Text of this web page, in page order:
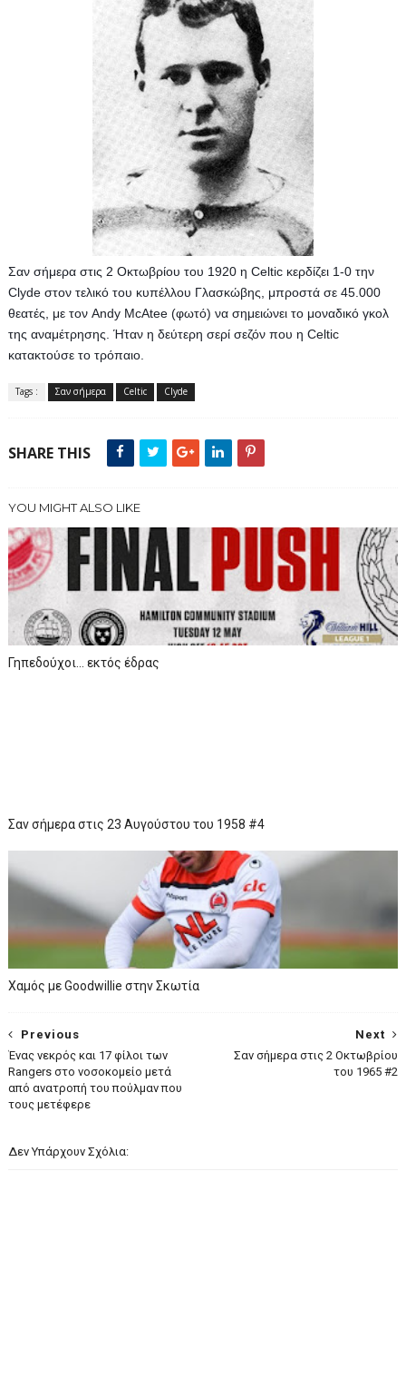
Σαν σήμερα στις 2 Οκτωβρίου του 1920 η Celtic κερδίζει 1-0 την
Clyde στον τελικό του κυπέλλου Γλασκώβης, μπροστά σε 45.000
θεατές, με τον Andy McAtee (φωτό) να σημειώνει το μοναδικό γκολ
της αναμέτρησης. Ήταν η δεύτερη σερί σεζόν που η Celtic
κατακτούσε το τρόπαιο.
Tags : Σαν σήμερα Celtic Clyde
SHARE THIS
YOU MIGHT ALSO LIKE
Γηπεδούχοι... εκτός έδρας
Σαν σήμερα στις 23 Αυγούστου του 1958 #4
Xαμός με Goodwillie στην Σκωτία
Next
Σαν σήμερα στις 2 Οκτωβρίου
του 1965 #2
Previous
Ένας νεκρός και 17 φίλοι των
Rangers στο νοσοκομείο μετά
από ανατροπή του πούλμαν που
τους μετέφερε
Δεν Υπάρχουν Σχόλια: